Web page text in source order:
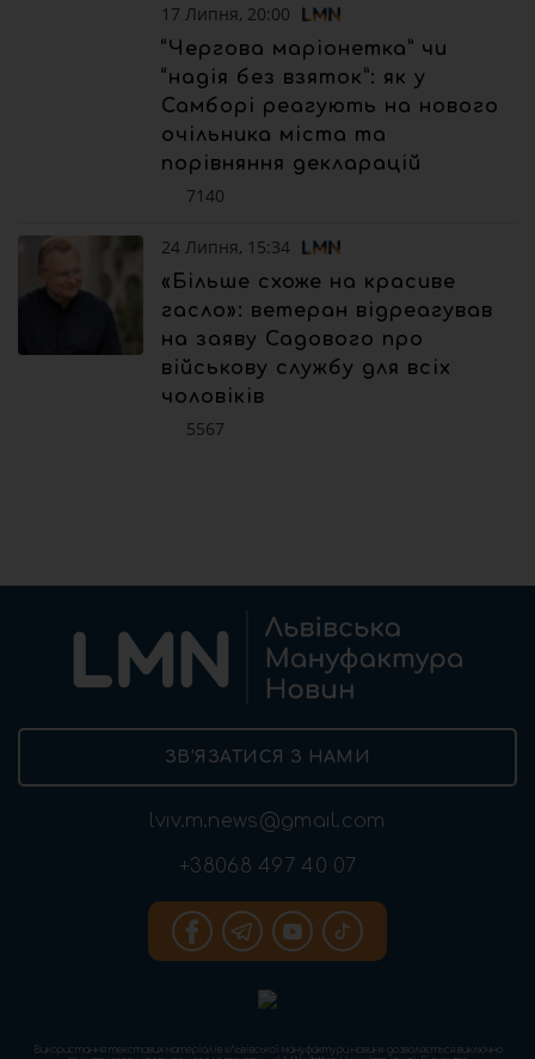
17 Липня, 20:00
“Чергова маріонетка” чи
“надія без взяток”: як у
Самборі реагують на нового
очільника міста та
порівняння декларацій
7140
24 Липня, 15:34
«Більше схоже на красиве
гасло»: ветеран відреагував
на заяву Садового про
військову службу для всіх
чоловіків
5567
ЗВ’ЯЗАТИСЯ З НАМИ
lviv.m.news@gmail.com
+38068 497 40 07
Використання текстових матеріалів «Львівської мануфактури новин» дозволяється виключно